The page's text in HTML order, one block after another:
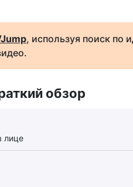
, используя поиск по
обзор
лице